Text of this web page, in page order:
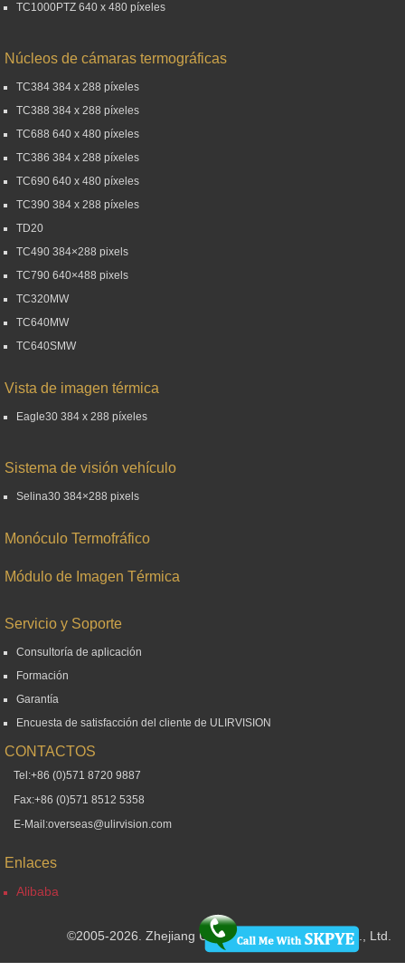
TC1000PTZ 640 x 480 píxeles
Núcleos de cámaras termográficas
TC384 384 x 288 píxeles
TC388 384 x 288 píxeles
TC688 640 x 480 píxeles
TC386 384 x 288 píxeles
TC690 640 x 480 píxeles
TC390 384 x 288 píxeles
TD20
TC490 384×288 pixels
TC790 640×488 pixels
TC320MW
TC640MW
TC640SMW
Vista de imagen térmica
Eagle30 384 x 288 píxeles
Sistema de visión vehículo
Selina30 384×288 pixels
Monóculo Termofráfico
Módulo de Imagen Térmica
Servicio y Soporte
Consultoría de aplicación
Formación
Garantía
Encuesta de satisfacción del cliente de ULIRVISION
CONTACTOS
Tel:+86 (0)571 8720 9887
Fax:+86 (0)571 8512 5358
E-Mail:overseas@ulirvision.com
Enlaces
Alibaba
©2005-2026. Zhejiang ULIRVISION Technology Co., Ltd.